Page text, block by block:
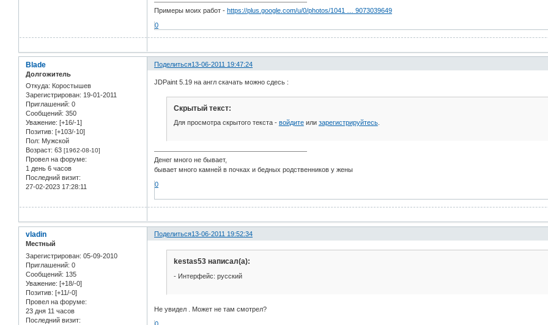
Примеры моих работ -https://plus.google.com/u/0/photos/1041 … 9073039649
0
Поделиться13-06-2011 19:47:24
Blade
Долгожитель
Откуда: Коростышев
Зарегистрирован: 19-01-2011
Приглашений: 0
Сообщений: 350
Уважение: [+16/-1]
Позитив: [+103/-10]
Пол: Мужской
Возраст: 63 [1962-08-10]
Провел на форуме:
1 день 6 часов
Последний визит:
27-02-2023 17:28:11
JDPaint 5.19 на англ скачать можно сдесь :
Скрытый текст:
Для просмотра скрытого текста - войдитеили зарегистрируйтесь.
Денег много не бывает,
бывает много камней в почках и бедных родственников у жены
0
Поделиться13-06-2011 19:52:34
vladin
Местный
Зарегистрирован: 05-09-2010
Приглашений: 0
Сообщений: 135
Уважение: [+18/-0]
Позитив: [+11/-0]
Провел на форуме:
23 дня 11 часов
Последний визит:
kestas53 написал(а):
- Интерфейс: русский
Не увидел . Может не там смотрел?